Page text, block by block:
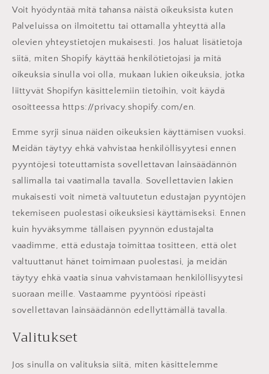
Voit hyödyntää mitä tahansa näistä oikeuksista kuten
Palveluissa on ilmoitettu tai ottamalla yhteyttä alla
olevien yhteystietojen mukaisesti. Jos haluat lisätietoja
siitä, miten Shopify käyttää henkilötietojasi ja mitä
oikeuksia sinulla voi olla, mukaan lukien oikeuksia, jotka
liittyvät Shopifyn käsittelemiin tietoihin, voit käydä
osoitteessa https://privacy.shopify.com/en.
Emme syrji sinua näiden oikeuksien käyttämisen vuoksi.
Meidän täytyy ehkä vahvistaa henkilöllisyytesi ennen
pyyntöjesi toteuttamista sovellettavan lainsäädännön
sallimalla tai vaatimalla tavalla. Sovellettavien lakien
mukaisesti voit nimetä valtuutetun edustajan pyyntöjen
tekemiseen puolestasi oikeuksiesi käyttämiseksi. Ennen
kuin hyväksymme tällaisen pyynnön edustajalta
vaadimme, että edustaja toimittaa tositteen, että olet
valtuuttanut hänet toimimaan puolestasi, ja meidän
täytyy ehkä vaatia sinua vahvistamaan henkilöllisyytesi
suoraan meille. Vastaamme pyyntöösi ripeästi
sovellettavan lainsäädännön edellyttämällä tavalla.
Valitukset
Jos sinulla on valituksia siitä, miten käsittelemme